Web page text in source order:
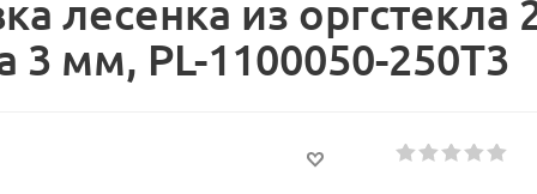
лесенка из оргстекла
3 мм, PL-1100050-250T3